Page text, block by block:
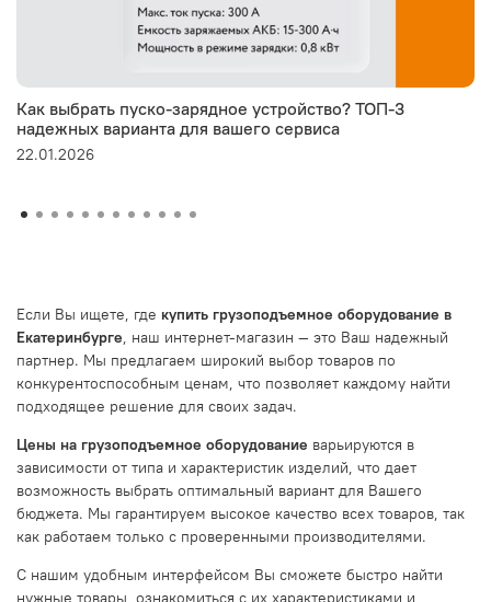
Как выбрать пуско-зарядное устройство? ТОП-3
надежных варианта для вашего сервиса
22.01.2026
Если Вы ищете, где купить грузоподъемное оборудование в
Екатеринбурге, наш интернет-магазин — это Ваш надежный
партнер. Мы предлагаем широкий выбор товаров по
конкурентоспособным ценам, что позволяет каждому найти
подходящее решение для своих задач.
Цены на грузоподъемное оборудование варьируются в
зависимости от типа и характеристик изделий, что дает
возможность выбрать оптимальный вариант для Вашего
бюджета. Мы гарантируем высокое качество всех товаров, так
как работаем только с проверенными производителями.
С нашим удобным интерфейсом Вы сможете быстро найти
нужные товары, ознакомиться с их характеристиками и